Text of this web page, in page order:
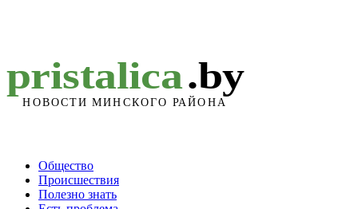
Общество
Происшествия
Полезно знать